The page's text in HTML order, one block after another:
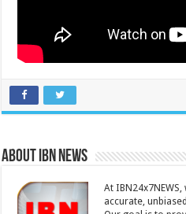
About IBN NEWS
At
accurate,